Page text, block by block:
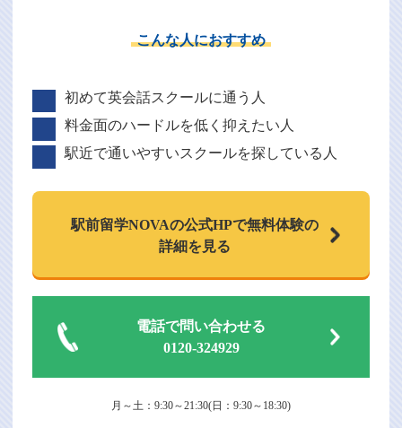
こんな人におすすめ
初めて英会話スクールに通う人
料金面のハードルを低く抑えたい人
駅近で通いやすいスクールを探している人
駅前留学NOVAの公式HPで無料体験の
詳細を見る
電話で問い合わせる
0120-324929
月～土：9:30～21:30(日：9:30～18:30)